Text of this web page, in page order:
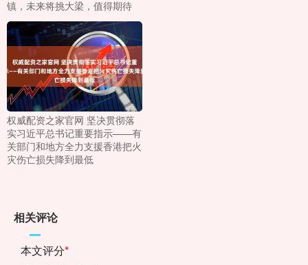
镇，未来将挑大梁，值得期待
权威配资之家官网 坚决贯彻落
实习近平总书记重要指示——有
关部门和地方全力支援香港把火
灾伤亡损失降到最低
相关评论
本文评分*